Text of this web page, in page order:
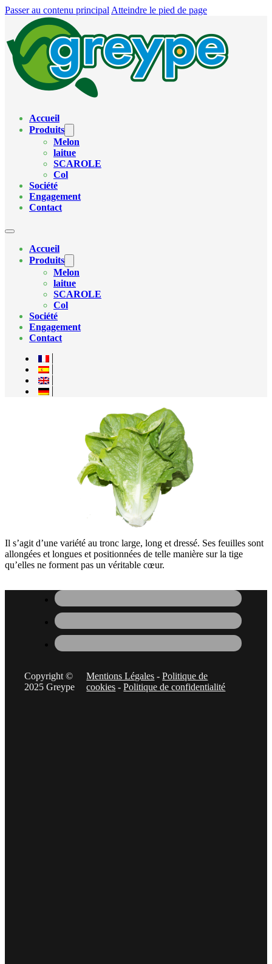
Passer au contenu principal Atteindre le pied de page
Accueil
Produits
Melon
laitue
SCAROLE
Col
Société
Engagement
Contact
Accueil
Produits
Melon
laitue
SCAROLE
Col
Société
Engagement
Contact
Il s’agit d’une variété au tronc large, long et dressé. Ses feuilles sont
allongées et longues et positionnées de telle manière sur la tige
qu’elles ne forment pas un véritable cœur.
Copyright ©
2025 Greype
Mentions Légales -Politique de
cookies -Politique de confidentialité